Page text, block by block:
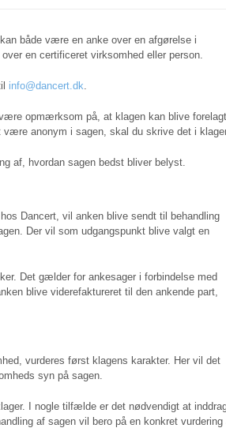
både være en anke over en afgørelse i
en certificeret virksomhed eller person.
info@dancert.dk.
opmærksom på, at klagen kan blive forelagt
anonym i sagen, skal du skrive det i
af, hvordan sagen bedst bliver belyst.
Dancert, vil anken blive sendt til behandling
Der vil som udgangspunkt blive valgt en
Det gælder for ankesager i forbindelse med
blive viderefaktureret til den ankende part,
vurderes først klagens karakter. Her vil det
syn på sagen.
I nogle tilfælde er det nødvendigt at
af sagen vil bero på en konkret vurdering